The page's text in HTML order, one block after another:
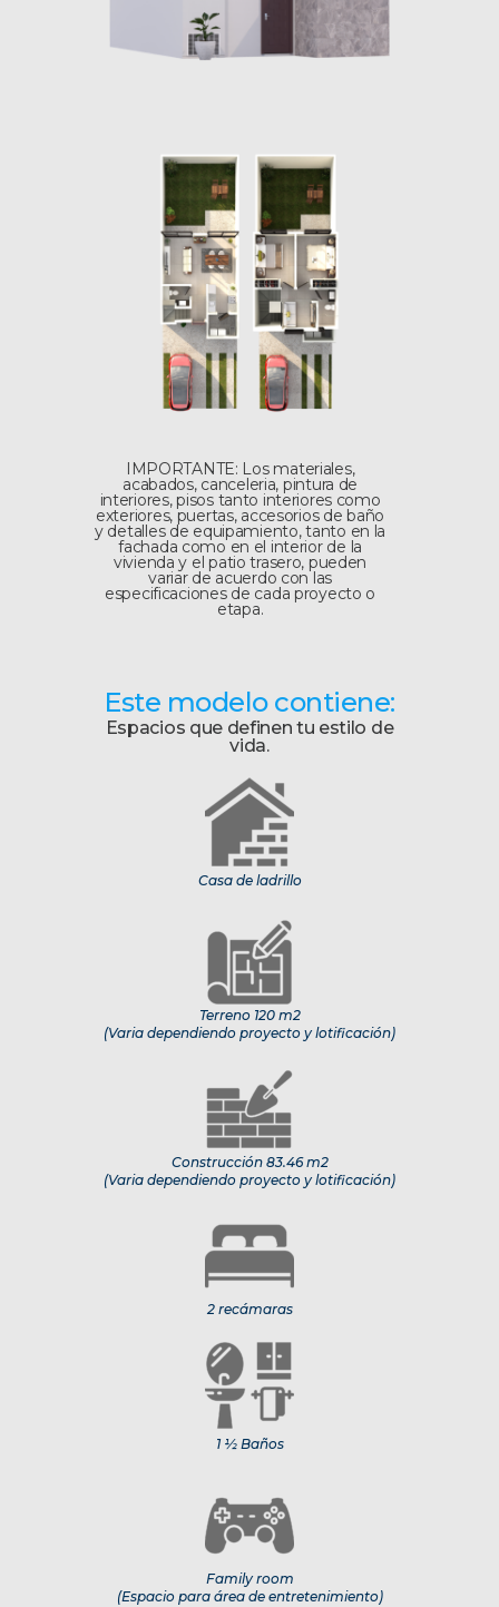
IMPORTANTE: Los materiales,
acabados, canceleria, pintura de
interiores, pisos tanto interiores como
exteriores, puertas, accesorios de baño
y detalles de equipamiento, tanto en la
fachada como en el interior de la
vivienda y el patio trasero, pueden
variar de acuerdo con las
especificaciones de cada proyecto o
etapa.
Este modelo contiene:
Espacios que definen tu estilo de
vida.
Casa de ladrillo
Terreno 120 m2
(Varia dependiendo proyecto y lotificación)
Construcción 83.46 m2
(Varia dependiendo proyecto y lotificación)
2 recámaras
1 ½ Baños
Family room
(Espacio para área de entretenimiento)